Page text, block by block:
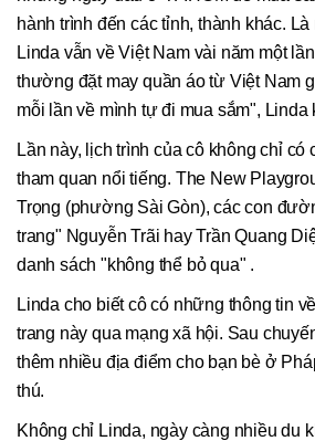
hành trình đến các tỉnh, thành khác.
Linda vẫn về Việt Nam vài năm một
thường đặt may quần áo từ Việt Nam
mỗi lần về mình tự đi mua sắm", Linda
Lần này, lịch trình của cô không chỉ có
tham quan nổi tiếng. The New
Trọng (phường Sài Gòn), các con
trang" Nguyễn Trãi hay Trần Quang
danh sách "không thể bỏ qua" .
Linda cho biết cô có những thông tin
trang này qua mạng xã hội. Sau
thêm nhiều địa điểm cho bạn bè ở
thú.
Không chỉ Linda, ngày càng nhiều du